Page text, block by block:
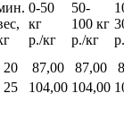
0-50
кг
р./кг
50-
100 кг
р./кг
20 87,00 87,00
25 104,00 104,00